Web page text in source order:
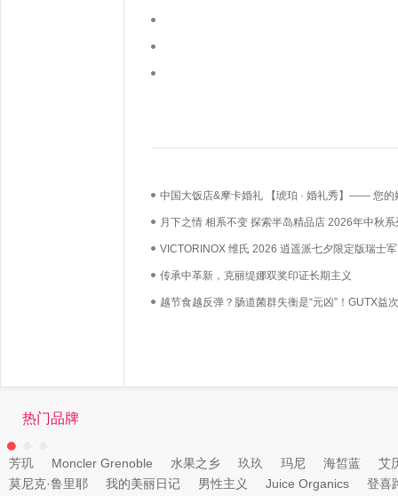
中国大饭店&摩卡婚礼 【琥珀 · 婚礼秀】—— 您的
礼，我们用心如己
月下之情 相系不变 探索半岛精品店 2026年中秋系
VICTORINOX 维氏 2026 逍遥派七夕限定版瑞士
漫上市——凝萃瑞士匠心，赴约月书赤绳
传承中革新，克丽缇娜双奖印证长期主义
越节食越反弹？肠道菌群失衡是“元凶”！GUTX益
热门品牌
芳玑 Moncler Grenoble 水果之乡 玖玖 玛尼 海皙蓝
艾
莫尼克·鲁里耶
我的美丽日记 男性主义 Juice Organics 登喜